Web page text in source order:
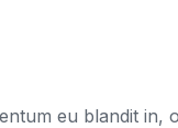
eu blandit